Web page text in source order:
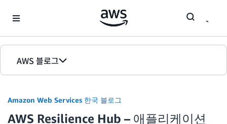
AWS 블로그
홈
에디션
Amazon Web Services 한국 블로그
AWS Resilience Hub – 애플리케이션